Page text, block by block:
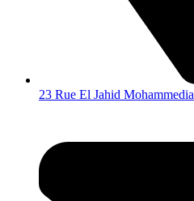
23 Rue El Jahid Mohammedia